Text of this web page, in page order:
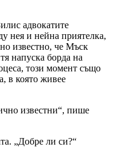
адвокатите
нея и нейна приятелка,
известно, че Мъск
напуска борда на
този момент също
в която живее
известни“, пише
„Добре ли си?“